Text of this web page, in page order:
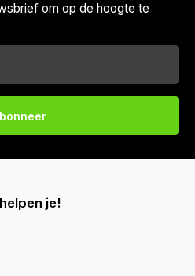
om op de hoogte te
je!